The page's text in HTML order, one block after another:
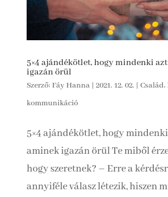
5×4 ajándékötlet, hogy mindenki
igazán örül
Szerző: Fáy Hanna| 2021. 12. 02. |
kommunikáció
5×4 ajándékötlet, hogy
aminek igazán örül Te miből
hogy szeretnek? – Erre a
annyiféle válasz létezik, hiszen